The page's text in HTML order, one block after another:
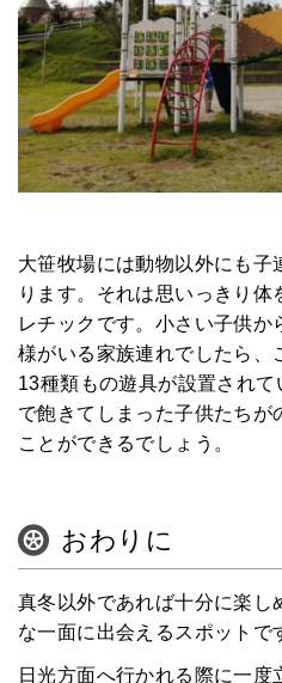
大笹牧場には動物以外にも子
ります。それは思いっきり体
レチックです。小さい子供か
様がいる家族連れでしたら、
13種類もの遊具が設置され
で飽きてしまった子供たちが
ことができるでしょう。
おわりに
真冬以外であれば十分に楽し
な一面に出会えるスポットで
日光方面へ行かれる際に一